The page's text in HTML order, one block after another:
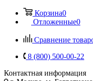
Корзина0
Отложенные0
Сравнение
8 (800) 500-00-22
Контактная информация